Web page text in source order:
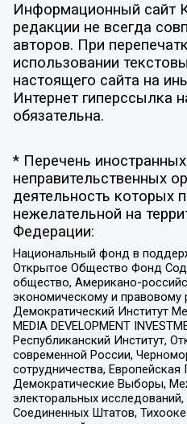
Информационный сайт
редакции не всегда
авторов. При
использовании
настоящего сайта на
Интернет гиперссылка
обязательна.
* Перечень
неправительственных
деятельность которых
нежелательной на
Федерации:
Национальный фонд в
Открытое Общество Фонд
общество, Американо-
экономическому и
Демократический Институт
MEDIA DEVELOPMENT
Республиканский Институт,
современной России,
сотрудничества,
Демократические Выборы,
электоральных
Соединенных Штатов,